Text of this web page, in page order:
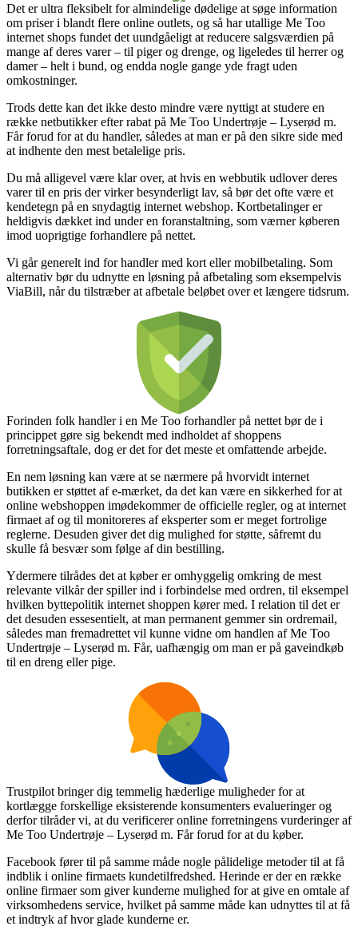
Det er ultra fleksibelt for almindelige dødelige at søge information
om priser i blandt flere online outlets, og så har utallige Me Too
internet shops fundet det uundgåeligt at reducere salgsværdien på
mange af deres varer – til piger og drenge, og ligeledes til herrer og
damer – helt i bund, og endda nogle gange yde fragt uden
omkostninger.
Trods dette kan det ikke desto mindre være nyttigt at studere en
række netbutikker efter rabat på Me Too Undertrøje – Lyserød m.
Får forud for at du handler, således at man er på den sikre side med
at indhente den mest betalelige pris.
Du må alligevel være klar over, at hvis en webbutik udlover deres
varer til en pris der virker besynderligt lav, så bør det ofte være et
kendetegn på en snydagtig internet webshop. Kortbetalinger er
heldigvis dækket ind under en foranstaltning, som værner køberen
imod uoprigtige forhandlere på nettet.
Vi går generelt ind for handler med kort eller mobilbetaling. Som
alternativ bør du udnytte en løsning på afbetaling som eksempelvis
ViaBill, når du tilstræber at afbetale beløbet over et længere tidsrum.
Forinden folk handler i en Me Too forhandler på nettet bør de i
princippet gøre sig bekendt med indholdet af shoppens
forretningsaftale, dog er det for det meste et omfattende arbejde.
En nem løsning kan være at se nærmere på hvorvidt internet
butikken er støttet af e-mærket, da det kan være en sikkerhed for at
online webshoppen imødekommer de officielle regler, og at internet
firmaet af og til monitoreres af eksperter som er meget fortrolige
reglerne. Desuden giver det dig mulighed for støtte, såfremt du
skulle få besvær som følge af din bestilling.
Ydermere tilrådes det at køber er omhyggelig omkring de mest
relevante vilkår der spiller ind i forbindelse med ordren, til eksempel
hvilken byttepolitik internet shoppen kører med. I relation til det er
det desuden essesentielt, at man permanent gemmer sin ordremail,
således man fremadrettet vil kunne vidne om handlen af Me Too
Undertrøje – Lyserød m. Får, uafhængig om man er på gaveindkøb
til en dreng eller pige.
Trustpilot bringer dig temmelig hæderlige muligheder for at
kortlægge forskellige eksisterende konsumenters evalueringer og
derfor tilråder vi, at du verificerer online forretningens vurderinger af
Me Too Undertrøje – Lyserød m. Får forud for at du køber.
Facebook fører til på samme måde nogle pålidelige metoder til at få
indblik i online firmaets kundetilfredshed. Herinde er der en række
online firmaer som giver kunderne mulighed for at give en omtale af
virksomhedens service, hvilket på samme måde kan udnyttes til at få
et indtryk af hvor glade kunderne er.